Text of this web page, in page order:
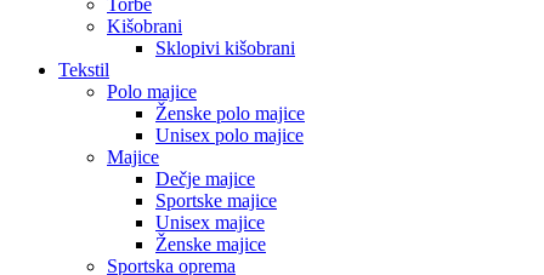
Torbe
Kišobrani
Sklopivi kišobrani
Tekstil
Polo majice
Ženske polo majice
Unisex polo majice
Majice
Dečje majice
Sportske majice
Unisex majice
Ženske majice
Sportska oprema